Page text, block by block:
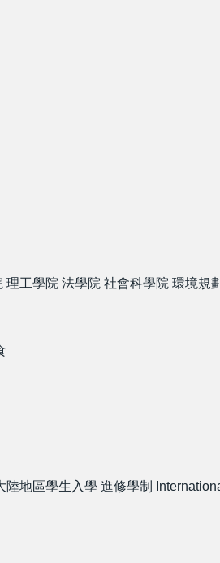
理工學院 法學院 社會科學院 環境規
陸地區學生入學 進修學制